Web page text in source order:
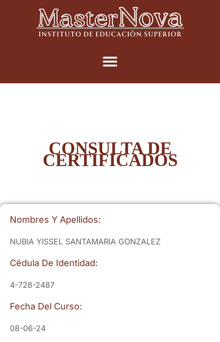
CONSULTA DE
CERTIFICADOS
Nombres Y Apellidos:
NUBIA YISSEL SANTAMARIA GONZALEZ
Cédula De Identidad:
4-728-2487
Fecha Del Curso:
08-06-24